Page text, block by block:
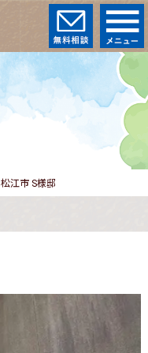
松江市 S様邸